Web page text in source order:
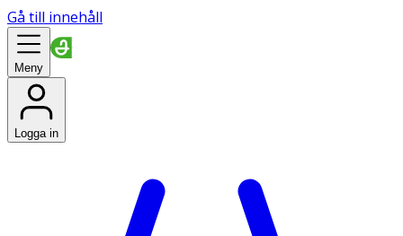
Gå till innehåll
Meny
Logga in